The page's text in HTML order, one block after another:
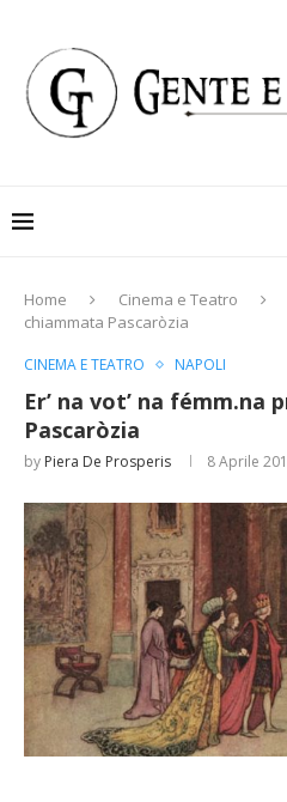
Home Cinema e Teatro
chiammata Pascaròzia
CINEMA E TEATRO NAPOLI
Er’ na vot’ na fémm.na
Pascaròzia
by Piera De Prosperis 8 Aprile